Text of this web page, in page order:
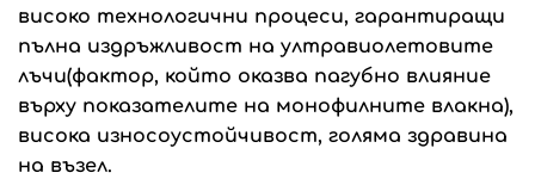
високо технологични процеси, гарантиращи
пълна издръжливост на ултравиолетовите
лъчи(фактор, който оказва пагубно влияние
върху показателите на монофилните влакна),
висока износоустойчивост, голяма здравина
на възел.